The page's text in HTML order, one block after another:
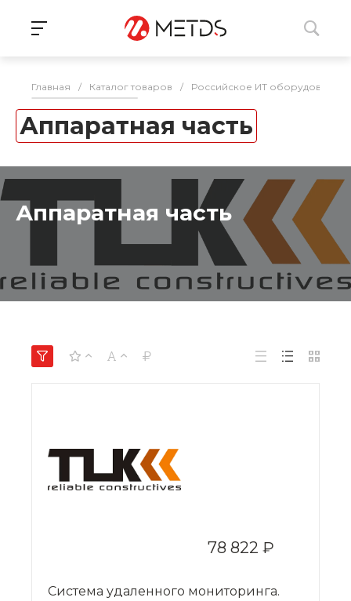
Главная / Каталог товаров / Российское ИТ оборудование
Аппаратная часть
Аппаратная часть
78 822 ₽
Система удаленного мониторинга.